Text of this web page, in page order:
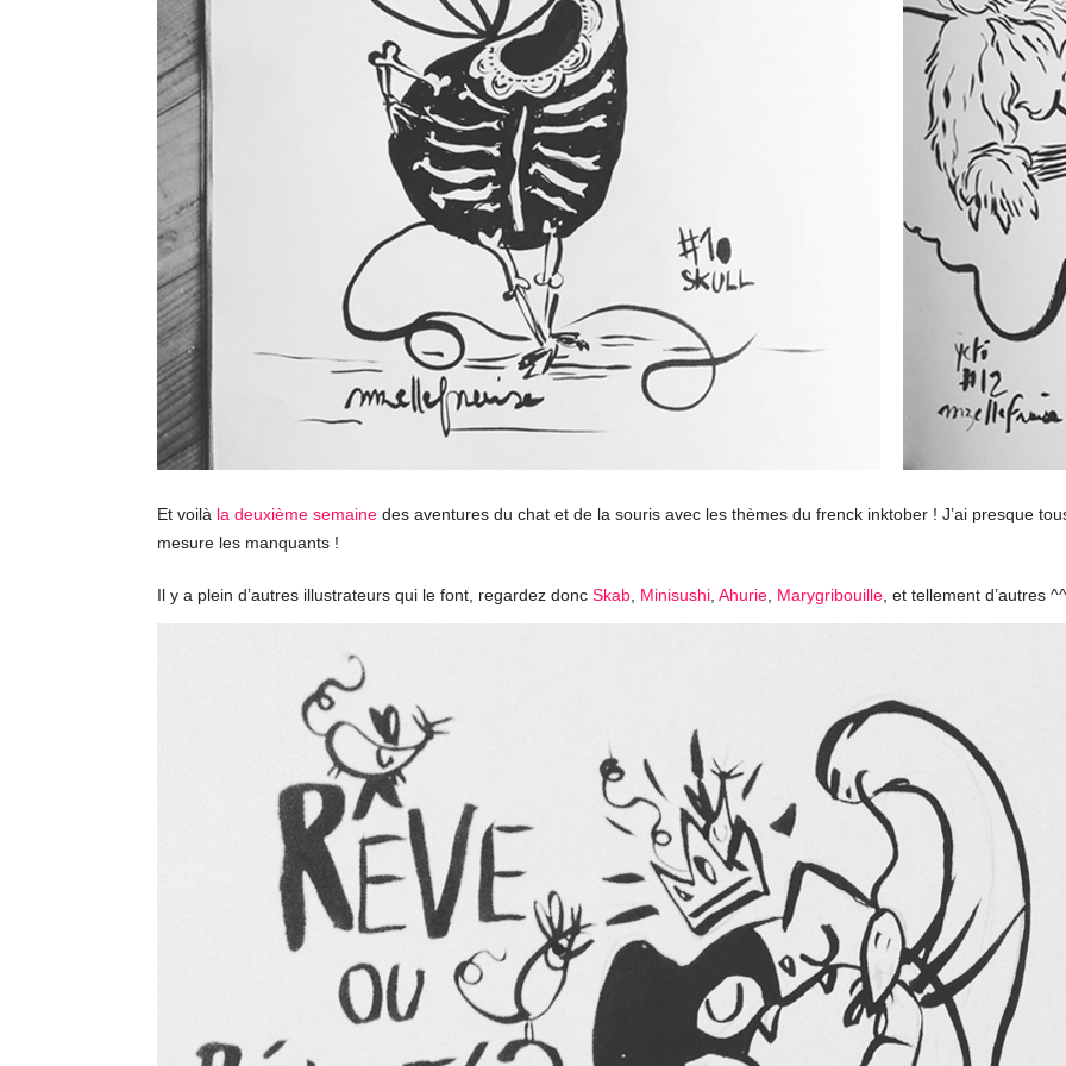
Et voilà la deuxième semaine des aventures du chat et de la souris avec les thèmes du frenck inktober ! J’ai presque
mesure les manquants !
Il y a plein d’autres illustrateurs qui le font, regardez donc Skab, Minisushi, Ahurie, Marygribouille, et tellement d’autres ^^